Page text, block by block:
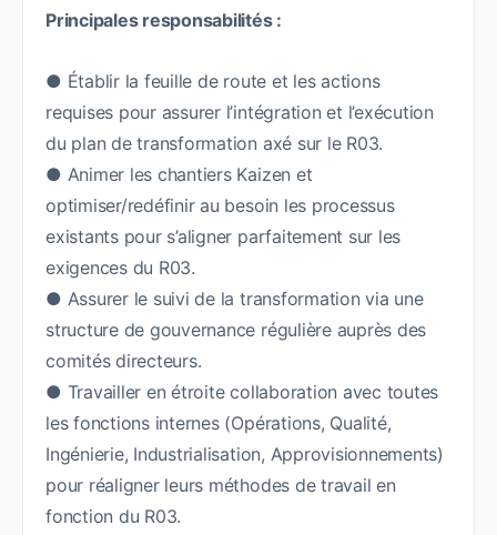
Principales responsabilités :
● Établir la feuille de route et les actions
requises pour assurer l’intégration et l’exécution
du plan de transformation axé sur le R03.
● Animer les chantiers Kaizen et
optimiser/redéfinir au besoin les processus
existants pour s’aligner parfaitement sur les
exigences du R03.
● Assurer le suivi de la transformation via une
structure de gouvernance régulière auprès des
comités directeurs.
● Travailler en étroite collaboration avec toutes
les fonctions internes (Opérations, Qualité,
Ingénierie, Industrialisation, Approvisionnements)
pour réaligner leurs méthodes de travail en
fonction du R03.